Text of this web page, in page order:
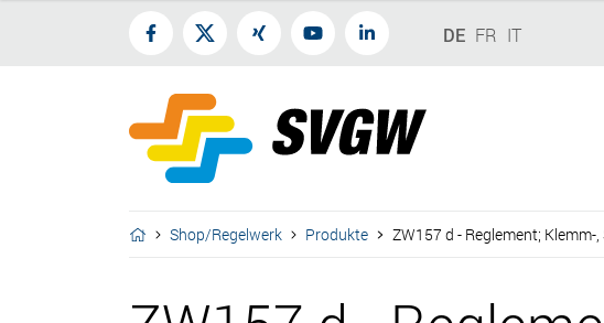
DE FR IT
Shop/Regelwerk Produkte ZW157 d - Reglement;